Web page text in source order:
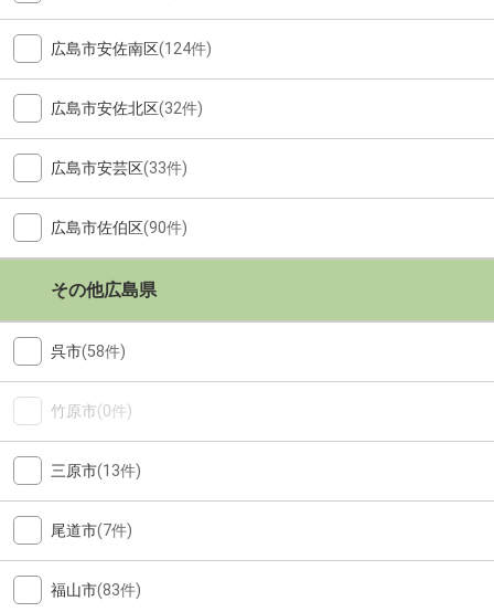
広島市安佐南区(124件)
広島市安佐北区(32件)
広島市安芸区(33件)
広島市佐伯区(90件)
その他広島県
呉市(58件)
竹原市(0件)
三原市(13件)
尾道市(7件)
福山市(83件)